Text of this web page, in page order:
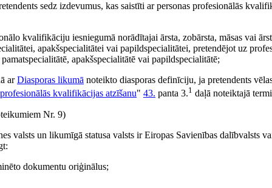
sedz izdevumus, kas saistīti ar personas profesionālās
kvalifikāciju iesniegumā norādītajai ārsta, zobārsta, māsas vai
apakšspecialitātei vai papildspecialitātei, pretendējot uz
apakšspecialitātē vai papildspecialitātē;
arDiasporas likumā noteikto diasporas definīciju, ja pretendents
kvalifikācijas atzīšanu" 43. panta 3.1 daļā noteiktajā
Nr. 9)
valsts un likumīgā statusa valsts ir Eiropas Savienības dalībvalsts
dokumentu oriģinālus;